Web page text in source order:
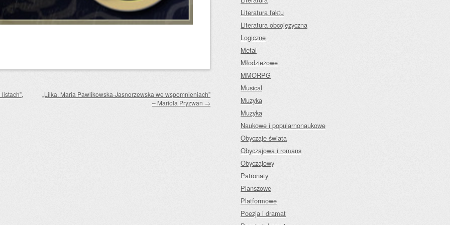
„Lilka. Maria Pawlikowska-Jasnorzewska we wspomnieniach”
– Mariola Pryzwan →
Literatura faktu
Literatura obcojęzyczna
Logiczne
Metal
Młodzieżowe
MMORPG
Musical
Muzyka
Muzyka
Naukowe i popularnonaukowe
Obyczaje świata
Obyczajowa i romans
Obyczajowy
Patronaty
Planszowe
Platformowe
Poezja i dramat